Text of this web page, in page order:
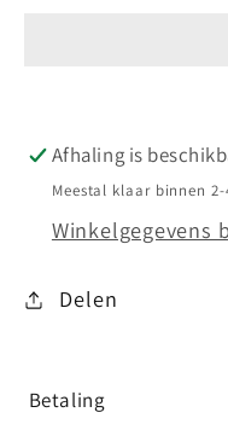
Afhaling is
Meestal klaar binnen 2-
Winkelgegevens
Delen
Betaling